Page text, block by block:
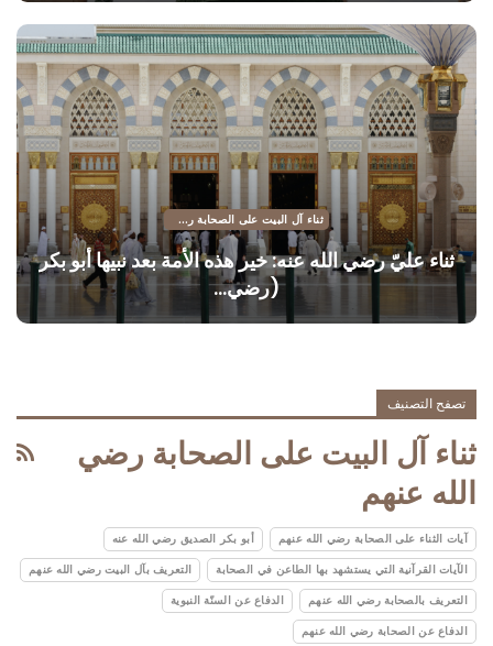
ثناء آل البيت على الصحابة رضي الله عنهم
ثناء عليّ رضي الله عنه: خير هذه الأمة بعد نبيها أبو بكر
(رضي…
تصفح التصنيف
ثناء آل البيت على الصحابة رضي
الله عنهم
آيات الثناء على الصحابة رضي الله عنهم أبو بكر الصديق رضي الله عنه
الآيات القرآنية التي يستشهد بها الطاعن في الصحابة التعريف بآل البيت رضي الله عنهم
التعريف بالصحابة رضي الله عنهم الدفاع عن السنّة النبوية
الدفاع عن الصحابة رضي الله عنهم